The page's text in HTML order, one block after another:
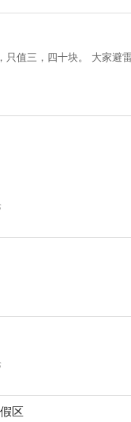
只值三，四十块。 大家避
区